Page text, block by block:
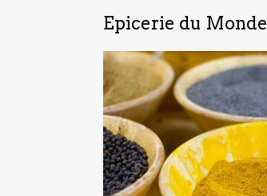
Epicerie du Monde